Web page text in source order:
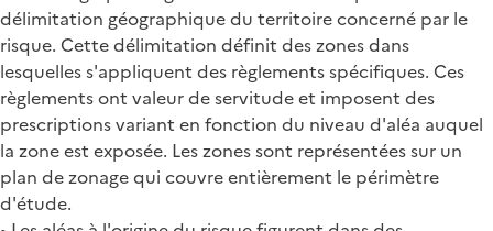
délimitation géographique du territoire concerné par le
risque. Cette délimitation définit des zones dans
lesquelles s'appliquent des règlements spécifiques. Ces
règlements ont valeur de servitude et imposent des
prescriptions variant en fonction du niveau d'aléa auquel
la zone est exposée. Les zones sont représentées sur un
plan de zonage qui couvre entièrement le périmètre
d'étude.